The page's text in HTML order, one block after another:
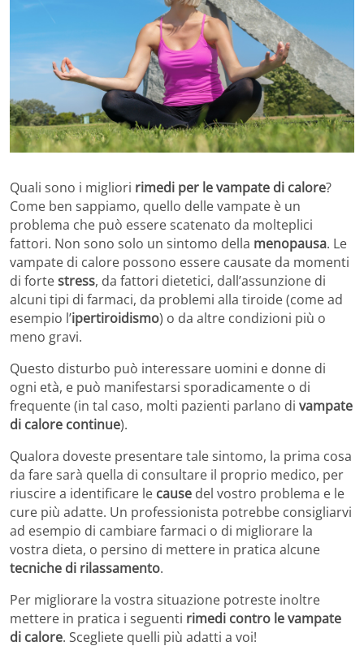
Quali sono i migliori rimedi per le vampate di calore?
Come ben sappiamo, quello delle vampate è un
problema che può essere scatenato da molteplici
fattori. Non sono solo un sintomo della menopausa. Le
vampate di calore possono essere causate da momenti
di fortestress, da fattori dietetici, dall’assunzione di
alcuni tipi di farmaci, da problemi alla tiroide (come ad
esempio l’ipertiroidismo) o da altre condizioni più o
meno gravi.
Questo disturbo può interessare uomini e donne di
ogni età, e può manifestarsi sporadicamente o di
frequente (in tal caso, molti pazienti parlano di vampate
di calore continue).
Qualora doveste presentare tale sintomo, la prima cosa
da fare sarà quella di consultare il proprio medico, per
riuscire a identificare le cause del vostro problema e le
cure più adatte. Un professionista potrebbe consigliarvi
ad esempio di cambiare farmaci o di migliorare la
vostra dieta, o persino di mettere in pratica alcune
tecniche di rilassamento.
Per migliorare la vostra situazione potreste inoltre
mettere in pratica i seguenti rimedi contro le vampate
di calore. Scegliete quelli più adatti a voi!